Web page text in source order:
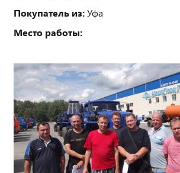
Покупатель из:Уфа
Место работы: